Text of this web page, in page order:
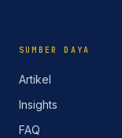
SUMBER DAYA
Artikel
Insights
FAQ